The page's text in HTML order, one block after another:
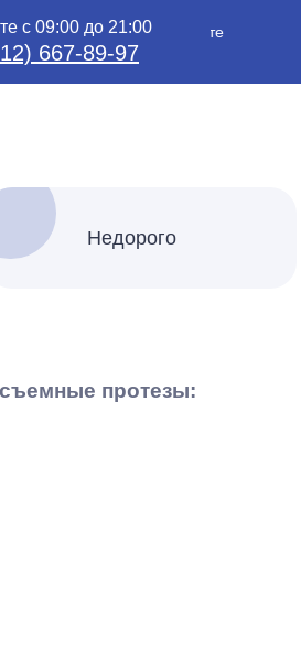
с 09:00 до 21:00
667-89-97
цен — уточняйте
телефону
Недорого
протезы: